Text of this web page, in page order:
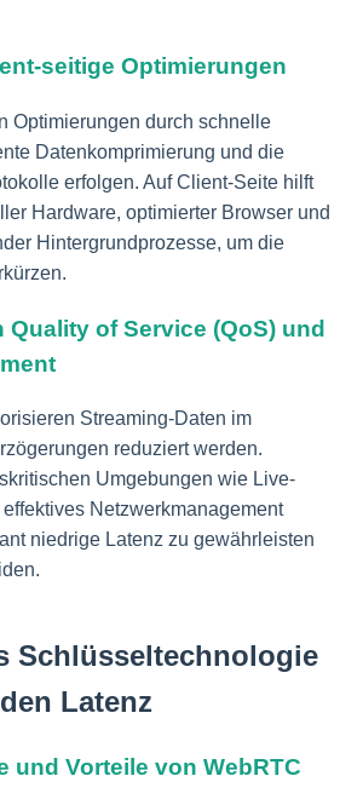
seitige Optimierungen
Optimierungen durch schnelle
Datenkomprimierung und die
erfolgen. Auf Client-Seite hilft
Hardware, optimierter Browser und
Hintergrundprozesse, um die
of Service (QoS) und
Streaming-Daten im
reduziert werden.
Umgebungen wie Live-
Netzwerkmanagement
niedrige Latenz zu gewährleisten
Schlüsseltechnologie
Latenz
und Vorteile von WebRTC